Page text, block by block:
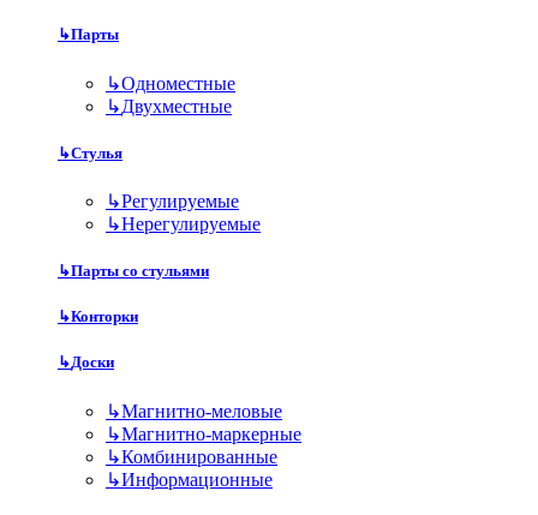
↳Парты
↳Одноместные
↳Двухместные
↳Стулья
↳Регулируемые
↳Нерегулируемые
↳Парты со стульями
↳Конторки
↳Доски
↳Магнитно-меловые
↳Магнитно-маркерные
↳Комбинированные
↳Информационные